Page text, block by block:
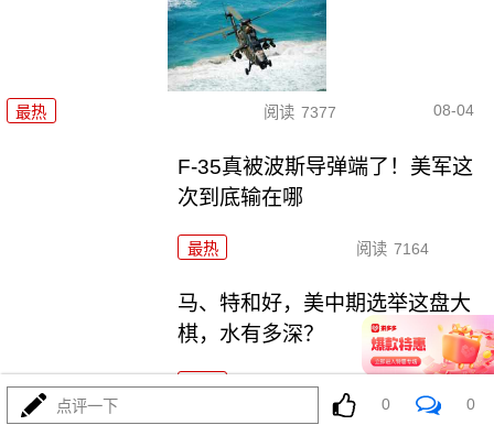
最热 阅读 7377 08-04
F-35真被波斯导弹端了！美军这
次到底输在哪
最热 阅读 7164
马、特和好，美中期选举这盘大
棋，水有多深？
最热
点评一下 0 0